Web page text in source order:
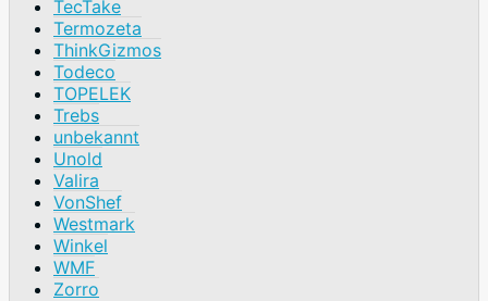
TecTake
Termozeta
ThinkGizmos
Todeco
TOPELEK
Trebs
unbekannt
Unold
Valira
VonShef
Westmark
Winkel
WMF
Zorro